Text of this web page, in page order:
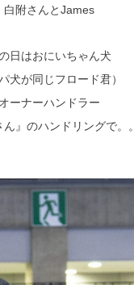
白附さんとJames
日はおにいちゃん犬
パ犬が同じフロード君）
オーナーハンドラー
ん』のハンドリングで。。